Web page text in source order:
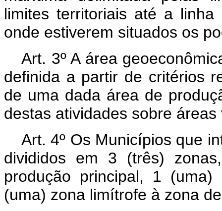
limites territoriais até a
onde estiverem situados os
Art. 3º A área
definida a partir de critérios
de uma dada área de
destas atividades sobre áreas
Art. 4º Os Municípios que
divididos em 3 (três)
produção principal, 1
(uma) zona limítrofe à zona